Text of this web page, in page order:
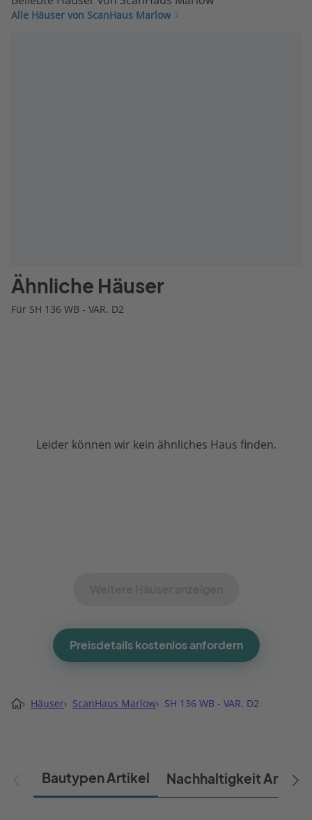
Alle Häuser von ScanHaus Marlow
Ähnliche Häuser
Für SH 136 WB - VAR. D2
Leider können wir kein ähnliches Haus finden.
Preisdetails kostenlos anfordern
› Häuser› ScanHaus Marlow› SH 136 WB - VAR. D2
Bautypen Artikel Nachhaltigkeit Artikel